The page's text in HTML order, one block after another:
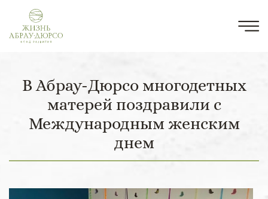
В Абрау-Дюрсо многодетных
матерей поздравили с
Международным женским
днем